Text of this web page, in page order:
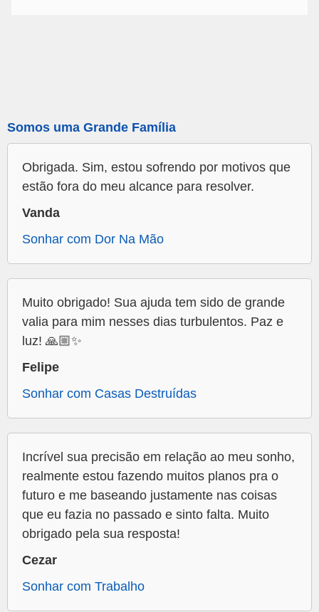
Somos uma Grande Família
Obrigada. Sim, estou sofrendo por motivos que
estão fora do meu alcance para resolver.
Vanda
Sonhar com Dor Na Mão
Muito obrigado! Sua ajuda tem sido de grande
valia para mim nesses dias turbulentos. Paz e
luz! 🙏🏼✨
Felipe
Sonhar com Casas Destruídas
Incrível sua precisão em relação ao meu sonho,
realmente estou fazendo muitos planos pra o
futuro e me baseando justamente nas coisas
que eu fazia no passado e sinto falta. Muito
obrigado pela sua resposta!
Cezar
Sonhar com Trabalho